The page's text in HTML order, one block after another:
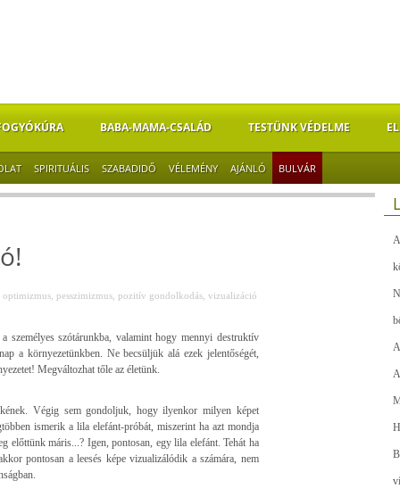
BABA-MAMA-CSALÁD TESTÜNK VÉDELME
SPIRITUÁLIS SZABADIDŐ VÉLEMÉNY AJÁNLÓ BULVÁR
optimizmus, pesszimizmus, pozitív gondolkodás, vizualizáció
személyes szótárunkba, valamint hogy mennyi destruktív
a környezetünkben. Ne becsüljük alá ezek jelentőségét,
Megváltozhat tőle az életünk.
Végig sem gondoljuk, hogy ilyenkor milyen képet
ismerik a lila elefánt-próbát, miszerint ha azt mondja
máris...? Igen, pontosan, egy lila elefánt. Tehát ha
pontosan a leesés képe vizualizálódik a számára, nem